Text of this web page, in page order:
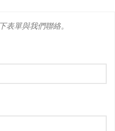
表單與我們聯絡。